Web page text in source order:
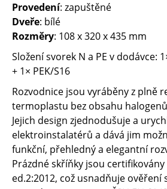
Provedení: zapuštěné
Dveře: bílé
Rozměry: 108 x 320 x 435 mm
Složení svorek N a PE v dodávce:
+ 1× PEK/S16
Rozvodnice jsou vyráběny z plně
termoplastu bez obsahu
Jejich design zjednodušuje a
elektroinstalatérů a dává jim
funkční, přehledný a elegantní
Prázdné skříňky jsou certifikovány
ed.2:2012, což usnadňuje